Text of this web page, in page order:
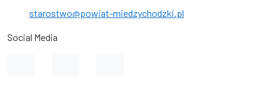
starostwo@powiat-miedzychodzki.pl
Social Media